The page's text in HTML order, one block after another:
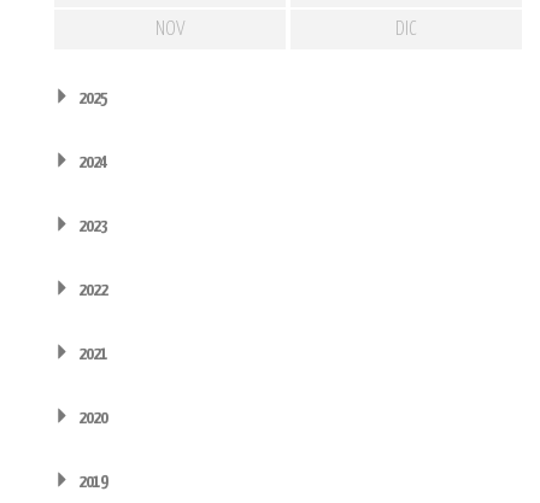
NOV DIC
2025
2024
2023
2022
2021
2020
2019